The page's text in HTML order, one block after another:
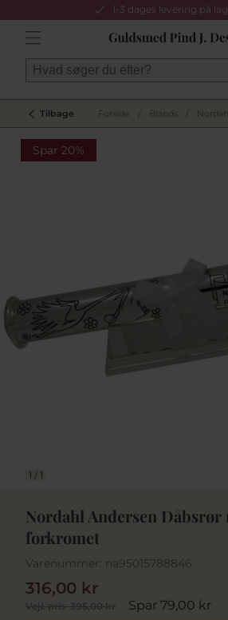
1-3 dages levering på
Tilbage Forside Brands
Spar 20%
1 / 1
Nordahl Andersen Dåbsrør
forkromet
Varenummer: na95015788846
Vejl. pris395,00 kr Spar 79,00 kr
316,00 kr